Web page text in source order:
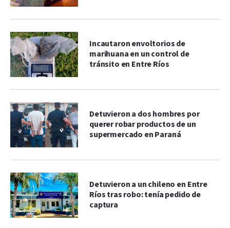
Incautaron envoltorios de
marihuana en un control de
tránsito en Entre Ríos
Detuvieron a dos hombres por
querer robar productos de un
supermercado en Paraná
Detuvieron a un chileno en Entre
Ríos tras robo: tenía pedido de
captura